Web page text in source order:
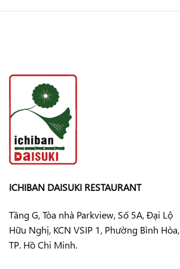
ICHIBAN DAISUKI RESTAURANT
Tầng G, Tòa nhà Parkview, Số 5A, Đại Lộ
Hữu Nghị, KCN VSIP 1, Phường Bình Hòa,
TP. Hồ Chi Minh.